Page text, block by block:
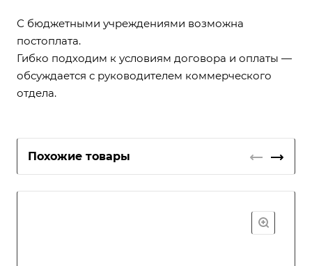
С бюджетными учреждениями возможна
постоплата.
Гибко подходим к условиям договора и оплаты —
обсуждается с руководителем коммерческого
отдела.
Похожие товары